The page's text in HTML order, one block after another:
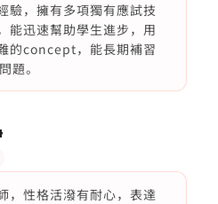
驗，擁有多項獨有應試技
能迅速幫助學生進步，用
的concept，能長期補習
題。
，性格活潑有耐心，表達